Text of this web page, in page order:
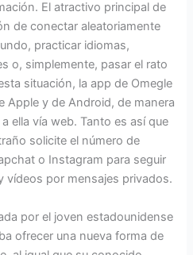
El atractivo principal de
de conectar aleatoriamente
practicar idiomas,
o, simplemente, pasar el rato
situación, la app de Omegle
Apple y de Android, de manera
ella vía web. Tanto es así que
solicite el número de
o Instagram para seguir
vídeos por mensajes privados.
por el joven estadounidense
ofrecer una nueva forma de